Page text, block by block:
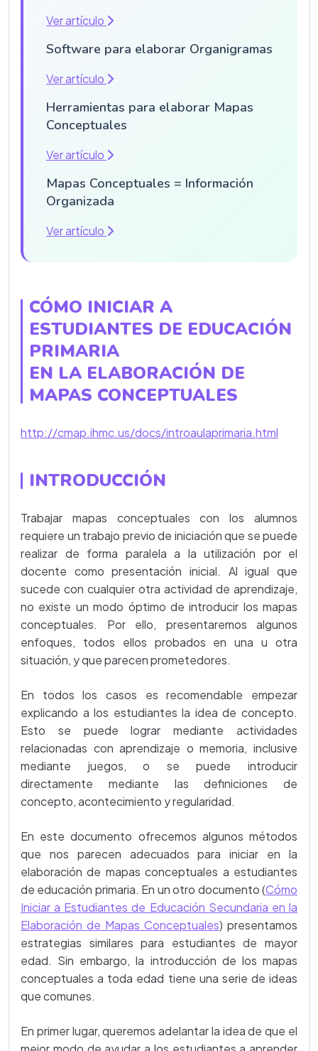
Ver artículo
Software para elaborar Organigramas
Ver artículo
Herramientas para elaborar Mapas
Conceptuales
Ver artículo
Mapas Conceptuales = Información
Organizada
Ver artículo
CÓMO INICIAR A
ESTUDIANTES DE EDUCACIÓN
PRIMARIA
EN LA ELABORACIÓN DE
MAPAS CONCEPTUALES
http://cmap.ihmc.us/docs/introaulaprimaria.html
INTRODUCCIÓN
Trabajar mapas conceptuales con los alumnos
requiere un trabajo previo de iniciación que se puede
realizar de forma paralela a la utilización por el
docente como presentación inicial. Al igual que
sucede con cualquier otra actividad de aprendizaje,
no existe un modo óptimo de introducir los mapas
conceptuales. Por ello, presentaremos algunos
enfoques, todos ellos probados en una u otra
situación, y que parecen prometedores.
En todos los casos es recomendable empezar
explicando a los estudiantes la idea de concepto.
Esto se puede lograr mediante actividades
relacionadas con aprendizaje o memoria, inclusive
mediante juegos, o se puede introducir
directamente mediante las definiciones de
concepto, acontecimiento y regularidad.
En este documento ofrecemos algunos métodos
que nos parecen adecuados para iniciar en la
elaboración de mapas conceptuales a estudiantes
de educación primaria. En un otro documento (Cómo
Iniciar a Estudiantes de Educación Secundaria en la
Elaboración de Mapas Conceptuales) presentamos
estrategias similares para estudiantes de mayor
edad. Sin embargo, la introducción de los mapas
conceptuales a toda edad tiene una serie de ideas
que comunes.
En primer lugar, queremos adelantar la idea de que el